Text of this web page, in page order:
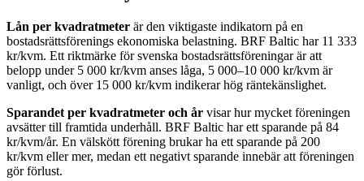
Lån per kvadratmeter är den viktigaste indikatorn på en
bostadsrättsförenings ekonomiska belastning. BRF Baltic har 11 333
kr/kvm. Ett riktmärke för svenska bostadsrättsföreningar är att
belopp under 5 000 kr/kvm anses låga, 5 000–10 000 kr/kvm är
vanligt, och över 15 000 kr/kvm indikerar hög räntekänslighet.
Sparandet per kvadratmeter och år visar hur mycket föreningen
avsätter till framtida underhåll. BRF Baltic har ett sparande på 84
kr/kvm/år. En välskött förening brukar ha ett sparande på 200
kr/kvm eller mer, medan ett negativt sparande innebär att föreningen
gör förlust.